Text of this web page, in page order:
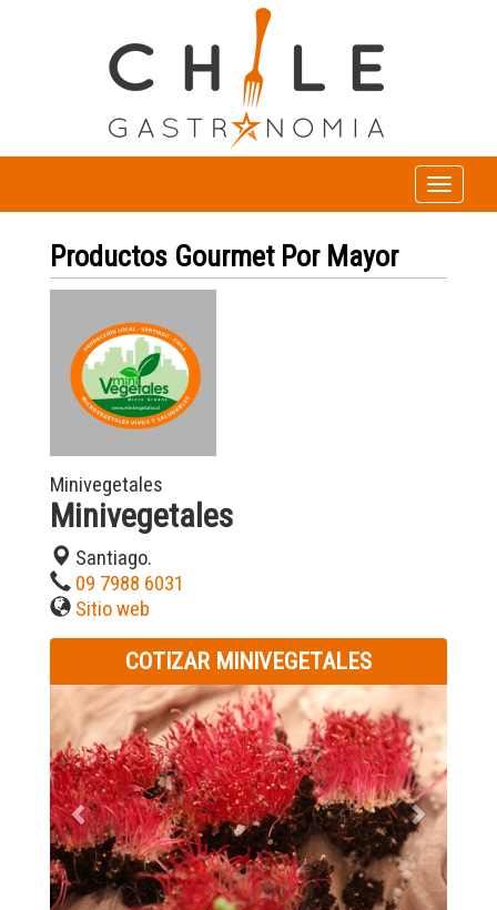
Toggle
navigation
Productos Gourmet Por Mayor
Minivegetales
Minivegetales
Santiago.
09 7988 6031
Sitio web
COTIZAR MINIVEGETALES
Previous